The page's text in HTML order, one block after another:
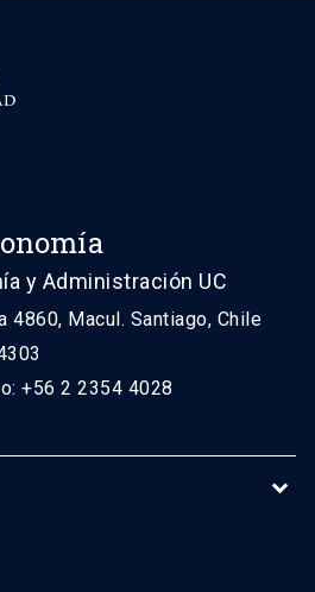
y Administración UC
4860, Macul. Santiago, Chile
+56 2 2354 4028